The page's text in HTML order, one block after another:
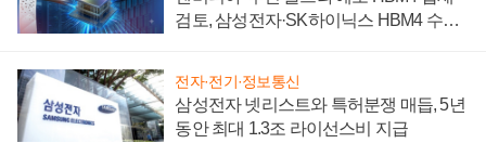
검토, 삼성전자·SK하이닉스 HBM4 수율
전자·전기·정보통신
삼성전자 넷리스트와 특허분쟁 매듭, 5년
동안 최대 1.3조 라이선스비 지급